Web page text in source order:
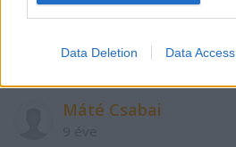
Data Deletion Data Access
Máté Csabai